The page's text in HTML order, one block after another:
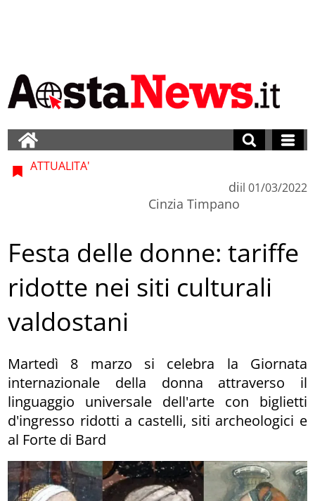
ATTUALITA'
di
Cinzia Timpano
il 01/03/2022
Festa delle donne: tariffe
ridotte nei siti culturali
valdostani
Martedì 8 marzo si celebra la Giornata
internazionale della donna attraverso il
linguaggio universale dell'arte con biglietti
d'ingresso ridotti a castelli, siti archeologici e
al Forte di Bard